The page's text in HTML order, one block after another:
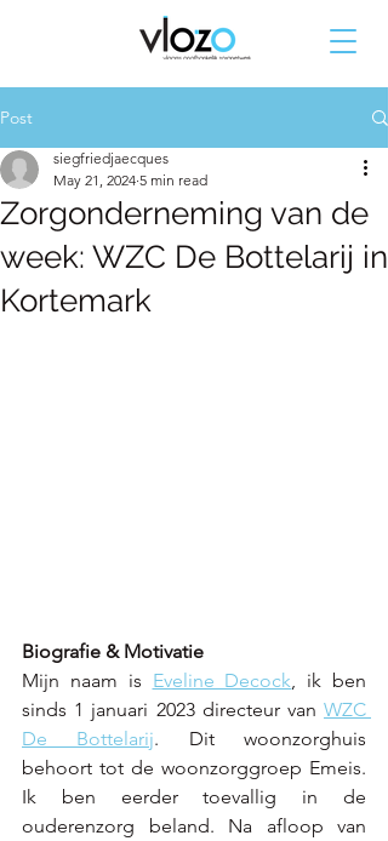
Post
Zorgonderneming van de
week: WZC De Bottelarij in
Kortemark
siegfriedjaecques
May 21, 2024 5 min read
Biografie & Motivatie
Mijn naam is Eveline Decock, ik ben
sinds 1 januari 2023 directeur van WZC
De Bottelarij. Dit woonzorghuis
Ik ben eerder toevallig in de
ouderenzorg beland. Na afloop van